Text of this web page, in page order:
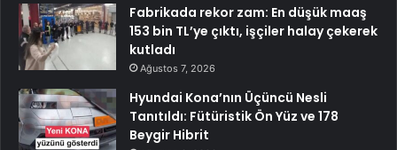
Fabrikada rekor zam: En düşük maaş
153 bin TL’ye çıktı, işçiler halay çekerek
kutladı
Ağustos 7, 2026
Hyundai Kona’nın Üçüncü Nesli
Tanıtıldı: Fütüristik Ön Yüz ve 178
Beygir Hibrit